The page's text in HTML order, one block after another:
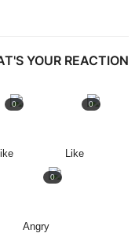
WHAT'S YOUR
Dislike